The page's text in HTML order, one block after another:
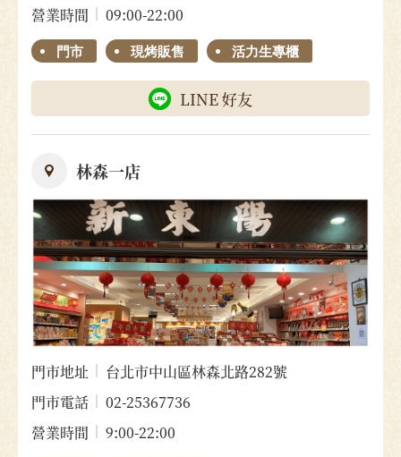
營業時間
09:00-22:00
門市 現烤販售 活力生專櫃
LINE 好友
林森一店
門市地址
台北市中山區林森北路282號
門市電話
02-25367736
營業時間
9:00-22:00